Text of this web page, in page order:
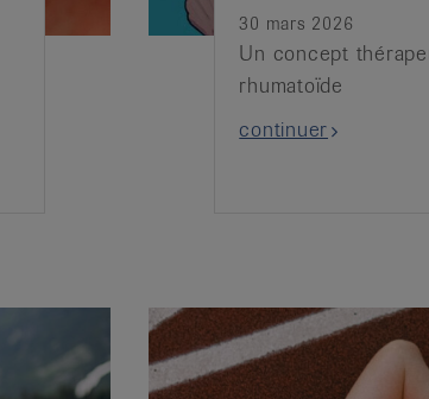
30 mars 2026
Un concept
rhumatoïde
continuer